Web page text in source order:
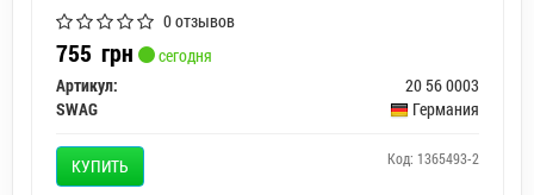
0 отзывов
755 грн
сегодня
Артикул:
20 56 0003
SWAG
Германия
КУПИТЬ Код: 1365493-2